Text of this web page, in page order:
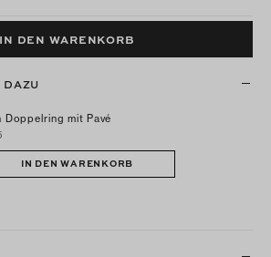
IN DEN WARENKORB
Doppelring mit Pavé
IN DEN WARENKORB